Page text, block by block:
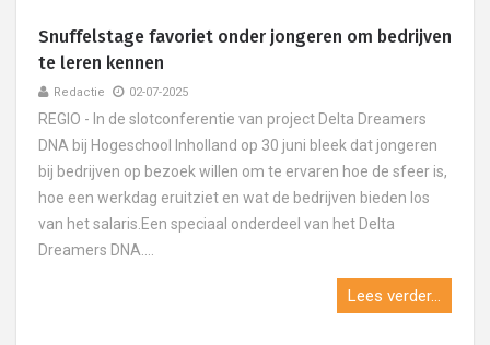
Snuffelstage favoriet onder jongeren om bedrijven
te leren kennen
Redactie 02-07-2025
REGIO - In de slotconferentie van project Delta Dreamers
DNA bij Hogeschool Inholland op 30 juni bleek dat jongeren
bij bedrijven op bezoek willen om te ervaren hoe de sfeer is,
hoe een werkdag eruitziet en wat de bedrijven bieden los
van het salaris.Een speciaal onderdeel van het Delta
Dreamers DNA....
Lees verder...